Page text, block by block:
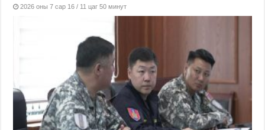
2026 оны 7 сар 16 / 11 цаг 50 минут